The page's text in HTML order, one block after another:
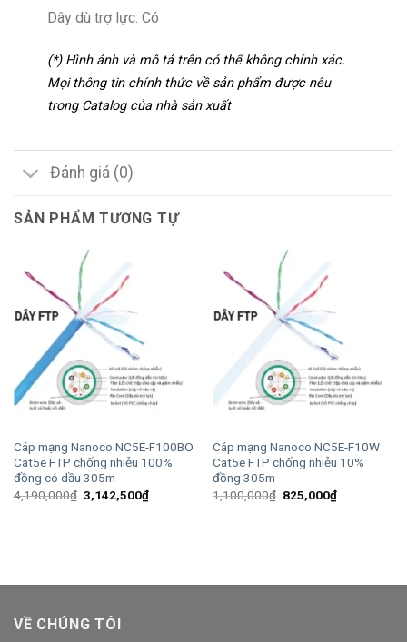
Dây dù trợ lực: Có
(*) Hình ảnh và mô tả trên có thể không chính xác.
Mọi thông tin chính thức về sản phẩm được nêu
trong Catalog của nhà sản xuất
Đánh giá (0)
SẢN PHẨM TƯƠNG TỰ
Cáp mạng Nanoco NC5E-F100BO
Cat5e FTP chống nhiễu 100%
đồng có dầu 305m
4,190,000₫ Giá
gốc
3,142,500₫Giá
hiện
Cáp mạng Nanoco NC5E-F10W
Cat5e FTP chống nhiễu 10%
đồng 305m
1,100,000₫ Giá
825,000₫Giá
hiện
VỀ CHÚNG TÔI